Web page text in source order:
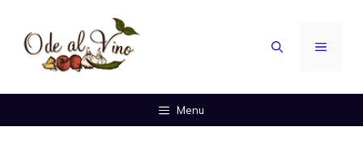
contenuto
MENU
Menu